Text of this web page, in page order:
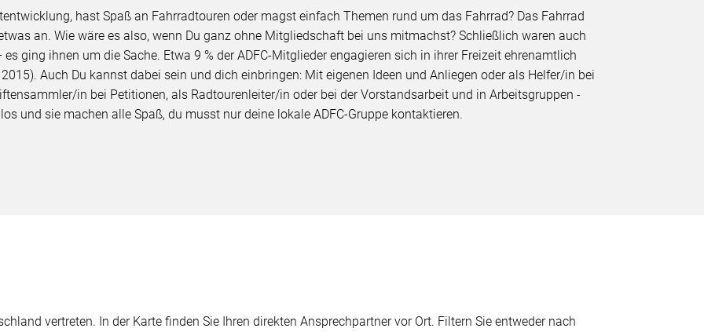
hast Spaß an Fahrradtouren oder magst einfach Themen rund um das Fahrrad? Das Fahrrad
an. Wie wäre es also, wenn Du ganz ohne Mitgliedschaft bei uns mitmachst? Schließlich waren auch
ging ihnen um die Sache. Etwa 9 % der ADFC-Mitglieder engagieren sich in ihrer Freizeit ehrenamtlich
Auch Du kannst dabei sein und dich einbringen: Mit eigenen Ideen und Anliegen oder als Helfer/in bei
in bei Petitionen, als Radtourenleiter/in oder bei der Vorstandsarbeit und in Arbeitsgruppen -
und sie machen alle Spaß, du musst nur deine lokale ADFC-Gruppe kontaktieren.
vertreten. In der Karte finden Sie Ihren direkten Ansprechpartner vor Ort. Filtern Sie entweder nach